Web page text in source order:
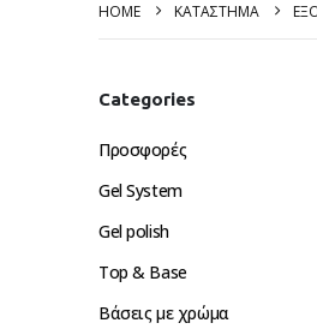
HOME ΚΑΤΆΣΤΗΜΑ
Categories
Προσφορές
Gel System
Gel polish
Top & Base
Βάσεις με χρώμα